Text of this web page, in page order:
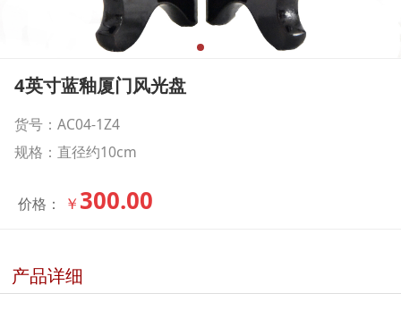
4英寸蓝釉厦门风光盘
货号：AC04-1Z4
规格：直径约10cm
价格： ￥ 300.00
产品详细